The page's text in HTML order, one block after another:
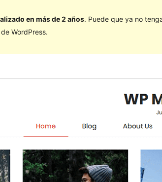
en más de 2 años. Puede que ya no
WordPress.